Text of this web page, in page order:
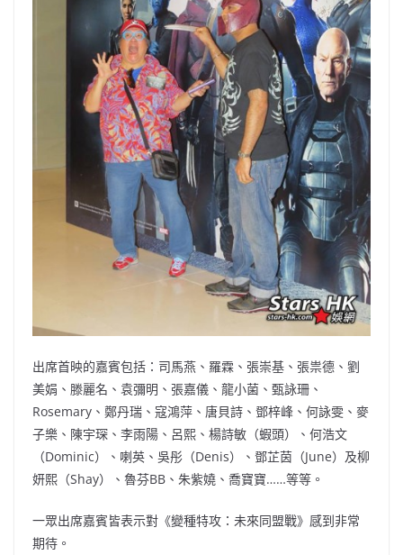
出席首映的嘉賓包括：司馬燕、羅霖、張崇基、張祟德、劉
美娟、滕麗名、袁彌明、張嘉儀、龍小菌、甄詠珊、
Rosemary、鄭丹瑞、寇鴻萍、唐貝詩、鄧梓峰、何詠雯、麥
子樂、陳宇琛、李雨陽、呂熙、楊詩敏（蝦頭）、何浩文
（Dominic）、喇英、吳彤（Denis）、鄧芷茵（June）及柳
妍熙（Shay）、魯芬BB、朱紫嬈、喬寶寶……等等。
一眾出席嘉賓皆表示對《變種特攻：未來同盟戰》感到非常
期待。